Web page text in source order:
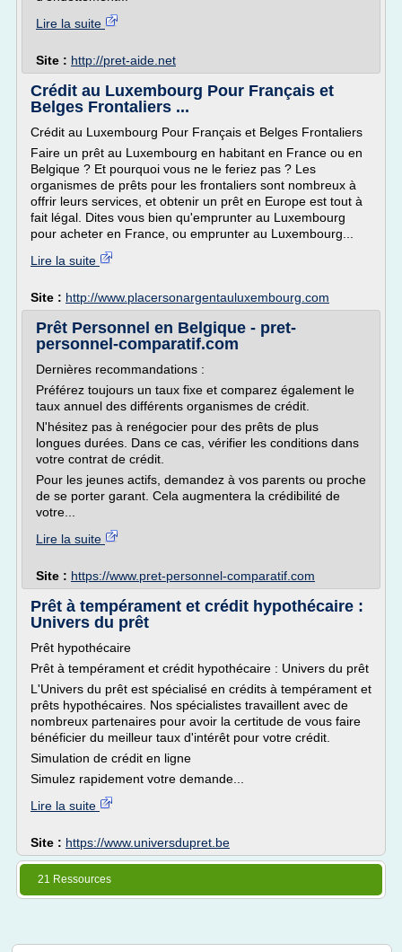
Lire la suite
Site : http://pret-aide.net
Crédit au Luxembourg Pour Français et
Belges Frontaliers ...
Crédit au Luxembourg Pour Français et Belges Frontaliers
Faire un prêt au Luxembourg en habitant en France ou en
Belgique ? Et pourquoi vous ne le feriez pas ? Les
organismes de prêts pour les frontaliers sont nombreux à
offrir leurs services, et obtenir un prêt en Europe est tout à
fait légal. Dites vous bien qu'emprunter au Luxembourg
pour acheter en France, ou emprunter au Luxembourg...
Lire la suite
Site : http://www.placersonargentauluxembourg.com
Prêt Personnel en Belgique - pret-
personnel-comparatif.com
Dernières recommandations :
Préférez toujours un taux fixe et comparez également le
taux annuel des différents organismes de crédit.
N'hésitez pas à renégocier pour des prêts de plus
longues durées. Dans ce cas, vérifier les conditions dans
votre contrat de crédit.
Pour les jeunes actifs, demandez à vos parents ou proche
de se porter garant. Cela augmentera la crédibilité de
votre...
Lire la suite
Site : https://www.pret-personnel-comparatif.com
Prêt à tempérament et crédit hypothécaire :
Univers du prêt
Prêt hypothécaire
Prêt à tempérament et crédit hypothécaire : Univers du prêt
L'Univers du prêt est spécialisé en crédits à tempérament et
prêts hypothécaires. Nos spécialistes travaillent avec de
nombreux partenaires pour avoir la certitude de vous faire
bénéficier du meilleur taux d'intérêt pour votre crédit.
Simulation de crédit en ligne
Simulez rapidement votre demande...
Lire la suite
Site : https://www.universdupret.be
21 Ressources